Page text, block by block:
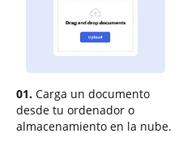
01. Carga un documento
desde tu ordenador o
almacenamiento en la nube.